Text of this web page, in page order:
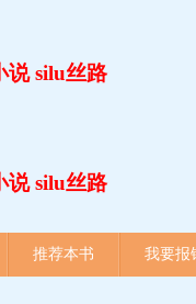
说 silu丝路
说 silu丝路
推荐本书 我要报